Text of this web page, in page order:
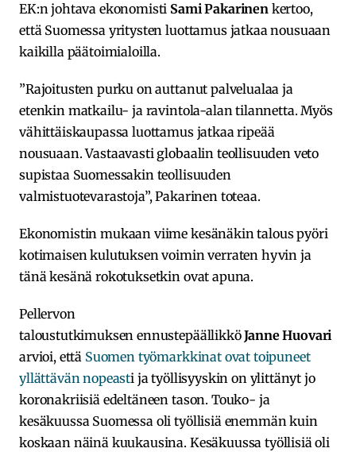
EK:n johtava ekonomisti SamiPakarinenkertoo,
että Suomessa yritysten luottamus jatkaa nousuaan
kaikilla päätoimialoilla.
”Rajoitusten purku on auttanut palvelualaa ja
etenkin matkailu- ja ravintola-alan tilannetta. Myös
vähittäiskaupassa luottamus jatkaa ripeää
nousuaan. Vastaavasti globaalin teollisuuden veto
supistaa Suomessakin teollisuuden
valmistuotevarastoja”, Pakarinen toteaa.
Ekonomistin mukaan viime kesänäkin talous pyöri
kotimaisen kulutuksen voimin verraten hyvin ja
tänä kesänä rokotuksetkin ovat apuna.
Pellervon
taloustutkimuksen ennustepäällikköJanne Huovari
arvioi, että Suomen työmarkkinat ovat toipuneet
yllättävän nopeasti ja työllisyyskin on ylittänyt jo
koronakriisiä edeltäneen tason. Touko- ja
kesäkuussa Suomessa oli työllisiä enemmän kuin
koskaan näinä kuukausina. Kesäkuussa työllisiä oli